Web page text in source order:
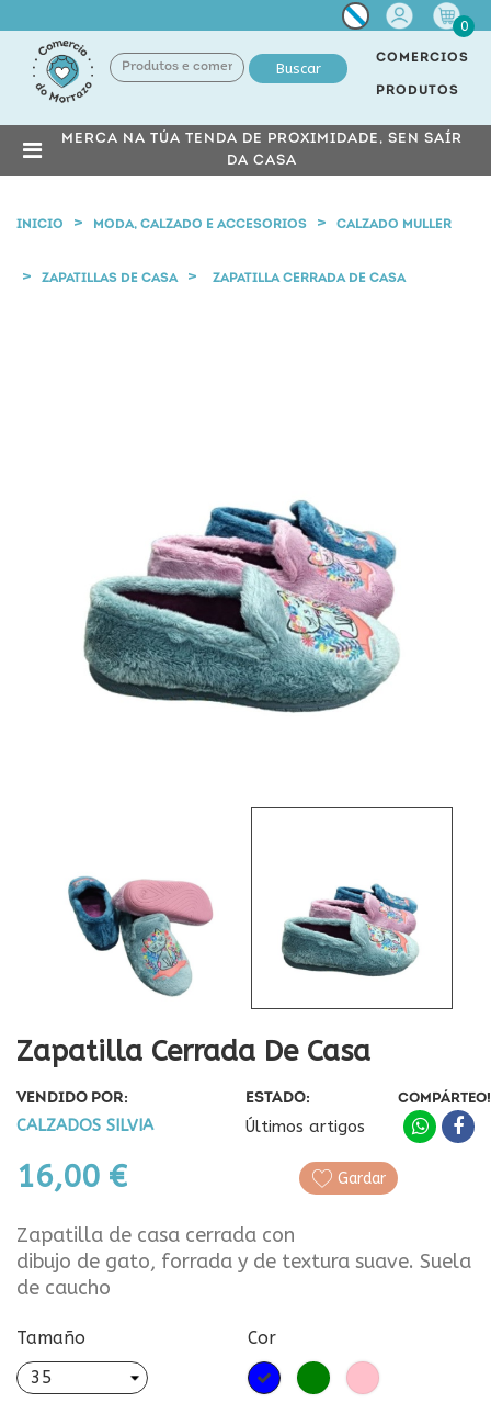
Miña
conta
0
Buscar
COMERCIOS
PRODUTOS
MERCA NA TÚA TENDA DE PROXIMIDADE, SEN SAÍR
DA CASA
INICIO MODA, CALZADO E ACCESORIOS CALZADO MULLER
ZAPATILLAS DE CASA ZAPATILLA CERRADA DE CASA
Zapatilla Cerrada De Casa
VENDIDO POR:
CALZADOS SILVIA
ESTADO:
Últimos artigos
16,00 €
COMPÁRTEO!
Gardar
Zapatilla de casa cerrada con
dibujo de gato, forrada y de textura suave. Suela
de caucho
Tamaño Cor
Azul Verde Rosa